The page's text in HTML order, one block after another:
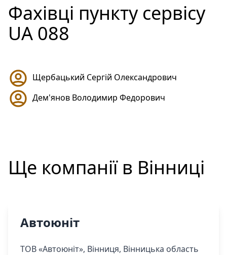
Фахівці пункту сервісу
UA 088
Щербацький Сергій Олександрович
Дем'янов Володимир Федорович
Ще компанії в Вінниці
Автоюніт
ТОВ «Автоюніт», Вінниця, Вінницька область